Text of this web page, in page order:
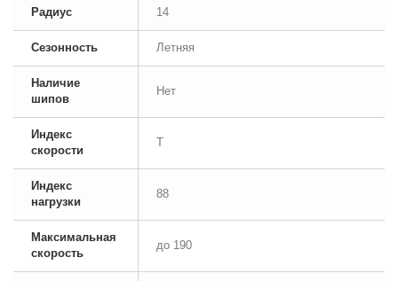
Радиус 14
Сезонность Летняя
Наличие
шипов
Нет
Индекс
скорости
T
Индекс
нагрузки
88
Максимальная
скорость
до 190